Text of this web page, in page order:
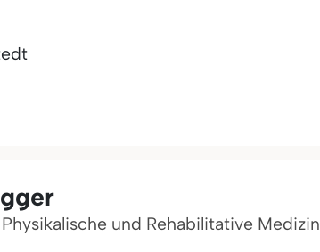
und Rehabilitative Medizin